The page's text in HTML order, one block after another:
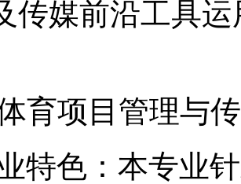
传媒前沿工具
项目管理与传
色：本专业针